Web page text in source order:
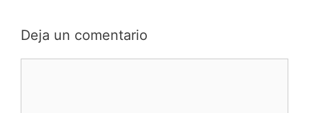
Deja un comentario